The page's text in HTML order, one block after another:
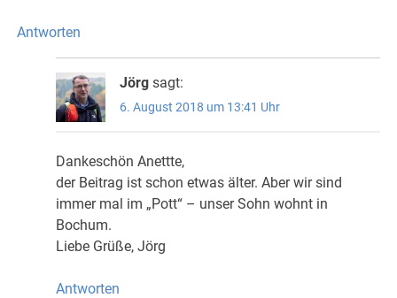
Antworten
Jörg sagt:
6. August 2018 um 13:41 Uhr
Dankeschön Anettte,
der Beitrag ist schon etwas älter. Aber wir sind
immer mal im „Pott“ – unser Sohn wohnt in
Bochum.
Liebe Grüße, Jörg
Antworten